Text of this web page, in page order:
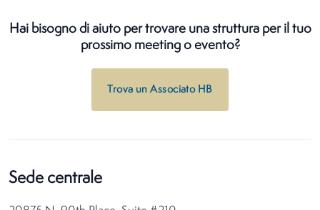
Hai bisogno di aiuto per trovare una struttura per il tuo
prossimo meeting o evento?
Trova un Associato HB
Sede centrale